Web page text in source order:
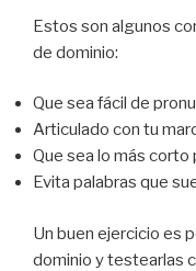
Estos son algunos
de dominio:
Que sea fácil de
Articulado con tu
Que sea lo más corto
Evita palabras que
Un buen ejercicio es
dominio y testearlas